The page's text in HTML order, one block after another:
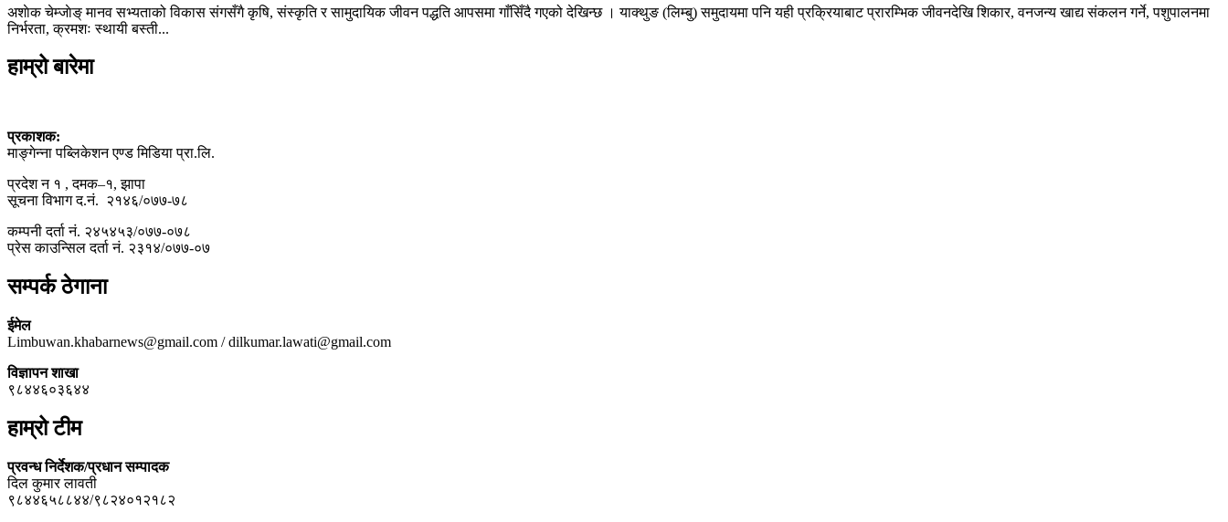
अशाेक चेम्जाेङ् मानव सभ्यताको विकास संगसँगै कृषि, संस्कृति र सामुदायिक जीवन पद्धति आपसमा गाँसिँदै गएको देखिन्छ । याक्थुङ (लिम्बु) समुदायमा पनि यही प्रक्रियाबाट प्रारम्भिक जीवनदेखि शिकार, वनजन्य खाद्य संकलन गर्ने, पशुपालनमा
निर्भरता, क्रमशः स्थायी बस्ती...
हाम्रो बारेमा
प्रकाशक:
माङ्गेन्ना पब्लिकेशन एण्ड मिडिया प्रा.लि.
प्रदेश न १ , दमक–१, झापा
सूचना विभाग द.नं. २१४६/०७७-७८
कम्पनी दर्ता नं. २४५४५३/०७७-०७८
प्रेस काउन्सिल दर्ता नं. २३१४/०७७-०७
सम्पर्क ठेगाना
ईमेल
Limbuwan.khabarnews@gmail.com / dilkumar.lawati@gmail.com
विज्ञापन शाखा
९८४४६०३६४४
हाम्रो टीम
प्रवन्ध निर्देशक/प्रधान सम्पादक
दिल कुमार लावती
९८४४६५८८४४/९८२४०१२१८२